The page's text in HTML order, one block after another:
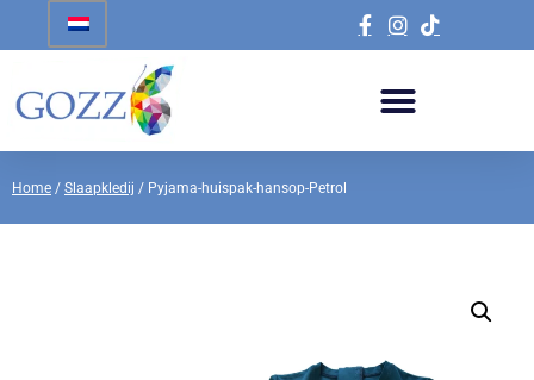
Home / Slaapkledij / Pyjama-huispak-hansop-Petrol